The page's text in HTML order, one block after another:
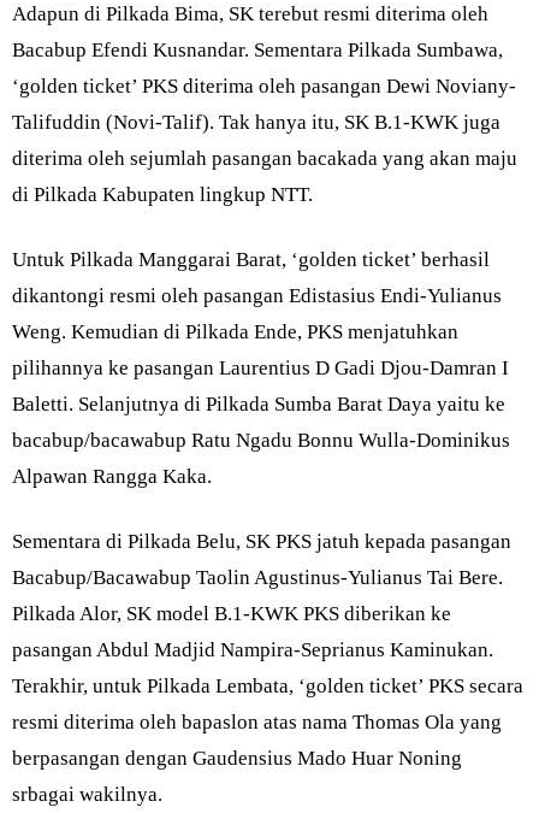
Adapun di Pilkada Bima, SK terebut resmi diterima oleh
Bacabup Efendi Kusnandar. Sementara Pilkada Sumbawa,
‘golden ticket’ PKS diterima oleh pasangan Dewi Noviany-
Talifuddin (Novi-Talif). Tak hanya itu, SK B.1-KWK juga
diterima oleh sejumlah pasangan bacakada yang akan maju
di Pilkada Kabupaten lingkup NTT.
Untuk Pilkada Manggarai Barat, ‘golden ticket’ berhasil
dikantongi resmi oleh pasangan Edistasius Endi-Yulianus
Weng. Kemudian di Pilkada Ende, PKS menjatuhkan
pilihannya ke pasangan Laurentius D Gadi Djou-Damran I
Baletti. Selanjutnya di Pilkada Sumba Barat Daya yaitu ke
bacabup/bacawabup Ratu Ngadu Bonnu Wulla-Dominikus
Alpawan Rangga Kaka.
Sementara di Pilkada Belu, SK PKS jatuh kepada pasangan
Bacabup/Bacawabup Taolin Agustinus-Yulianus Tai Bere.
Pilkada Alor, SK model B.1-KWK PKS diberikan ke
pasangan Abdul Madjid Nampira-Seprianus Kaminukan.
Terakhir, untuk Pilkada Lembata, ‘golden ticket’ PKS secara
resmi diterima oleh bapaslon atas nama Thomas Ola yang
berpasangan dengan Gaudensius Mado Huar Noning
srbagai wakilnya.